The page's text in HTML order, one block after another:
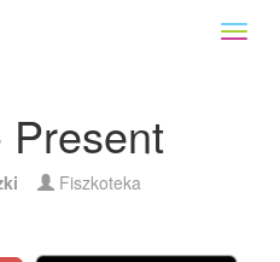
Present
Fiszkoteka